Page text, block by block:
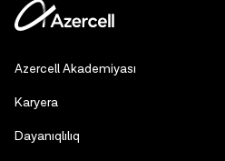
Azercell Akademiyası
Karyera
Dayanıqlılıq